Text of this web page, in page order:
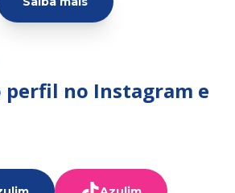
perfil no Instagram e